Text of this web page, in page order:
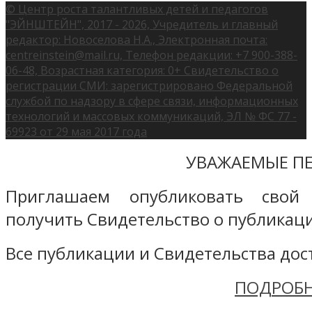
© Центр роста талантливых детей и педагогов
"ЭЙНШТЕЙН", 2017 - 2026, Учредитель и главный
редактор: Новоселова Н.А., Электронная почта:
centreinstein@mail.ru, Телефон редакции: +7 900-388-
06-48, Возрастная категория: 0+ Свидетельство о
регистрации СМИ: зарегистрировано Федеральной
службой по надзору в сфере связи, информационных
технологий и массовых коммуникаций, ЭЛ № ФС 77 -
69923 от 29 мая 2017 года
УВАЖАЕМЫЕ
Приглашаем опубликовать
получить Свидетельство о
Все публикации и Свидетельства